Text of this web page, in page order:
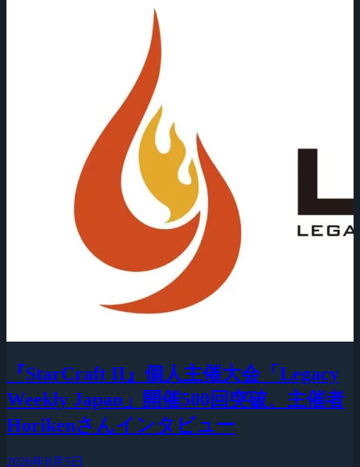
『StarCraft II』個人主催大会「Legacy
Weekly Japan」開催500回突破、主催者
Horikenさんインタビュー
2026年8月5日